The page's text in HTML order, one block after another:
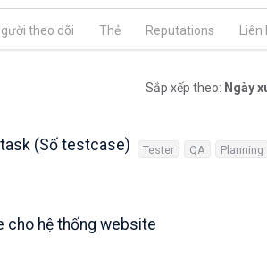
theo dõi Thẻ Reputations
Sắp xếp theo: Ngày
(Số testcase) Tester QA Planning
cho hệ thống website